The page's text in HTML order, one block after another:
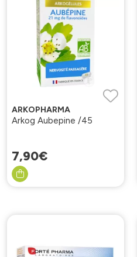
ARKOPHARMA
Arkog Aubepine /45
7,90€